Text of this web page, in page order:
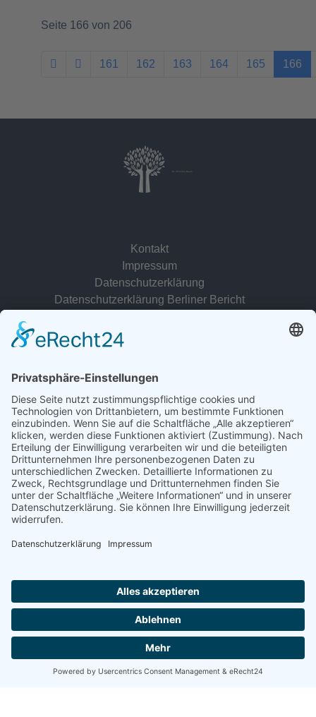
Seite 166 von 206
161 162 163 164 165 166
Dr. Christina Baum
Kontakt
Impressum
Datenschutzerklärung
Datenschutzerklärung Berliner Bericht
© 2022 - 2026 Dr. Christina Baum. Alle Rechte vorbehalten.